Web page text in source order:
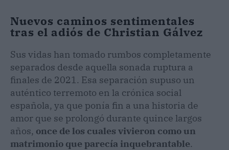
Nuevos caminos sentimentales
tras el adiós de Christian Gálvez
Sus vidas han tomado rumbos completamente
separados desde aquella sonada ruptura a
finales de 2021. Esa separación supuso un
auténtico terremoto en la crónica social
española, ya que ponía fin a una historia de
amor que se prolongó durante quince largos
años, once de los cuales vivieron como un
matrimonio que parecía inquebrantable.